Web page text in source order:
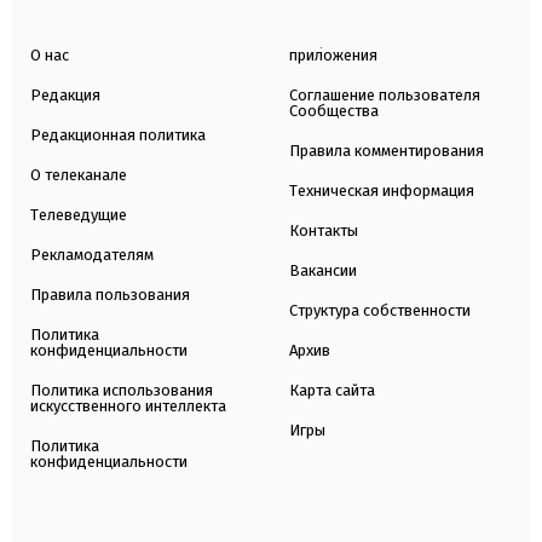
О нас
Редакция
Редакционная политика
О телеканале
Телеведущие
Рекламодателям
Правила пользования
Политика
конфиденциальности
Политика использования
искусственного интеллекта
Политика
конфиденциальности
приложения
Соглашение пользователя
Сообщества
Правила комментирования
Техническая информация
Контакты
Вакансии
Структура собственности
Архив
Карта сайта
Игры